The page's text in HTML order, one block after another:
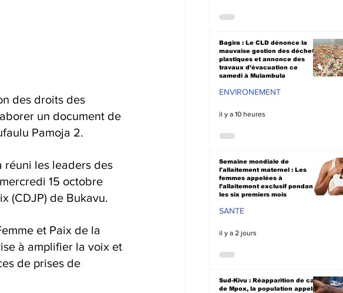
des droits des
un document de
Pamoja 2.
réuni les leaders des
15 octobre
(CDJP) de Bukavu.
et Paix de la
à amplifier la voix et
de prises de
Bagira : Le CLD dénonce la
mauvaise gestion des déchets
plastiques et annonce des
travaux d’évacuation ce
samedi à Mulambula
ENVIRONEMENT
il y a 10 heures
Semaine mondiale de
l'allaitement maternel : Les
femmes appelées à
l’allaitement exclusif pendant
les six premiers mois
SANTE
il y a 2 jours
Sud-Kivu : Réapparition de cas
de Mpox, la population appelée